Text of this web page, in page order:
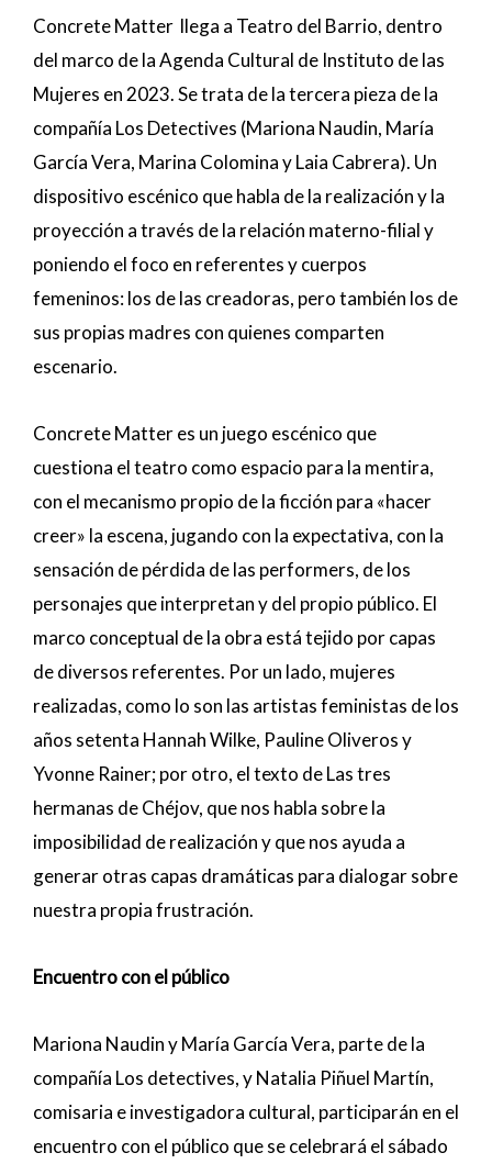
Concrete Matter llega a Teatro del Barrio, dentro
del marco de la Agenda Cultural de Instituto de las
Mujeres en 2023. Se trata de la tercera pieza de la
compañía Los Detectives (Mariona Naudin, María
García Vera, Marina Colomina y Laia Cabrera). Un
dispositivo escénico que habla de la realización y la
proyección a través de la relación materno-filial y
poniendo el foco en referentes y cuerpos
femeninos: los de las creadoras, pero también los de
sus propias madres con quienes comparten
escenario.
Concrete Matter es un juego escénico que
cuestiona el teatro como espacio para la mentira,
con el mecanismo propio de la ficción para «hacer
creer» la escena, jugando con la expectativa, con la
sensación de pérdida de las performers, de los
personajes que interpretan y del propio público. El
marco conceptual de la obra está tejido por capas
de diversos referentes. Por un lado, mujeres
realizadas, como lo son las artistas feministas de los
años setenta Hannah Wilke, Pauline Oliveros y
Yvonne Rainer; por otro, el texto de Las tres
hermanas de Chéjov, que nos habla sobre la
imposibilidad de realización y que nos ayuda a
generar otras capas dramáticas para dialogar sobre
nuestra propia frustración.
Encuentro con el público
Mariona Naudin y María García Vera, parte de la
compañía Los detectives, y Natalia Piñuel Martín,
comisaria e investigadora cultural, participarán en el
encuentro con el público que se celebrará el sábado